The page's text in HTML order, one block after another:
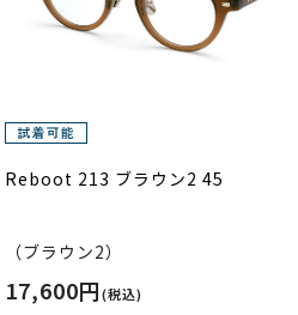
Reboot 213 ブラウン2 45
（ブラウン2）
17,600円(税込)